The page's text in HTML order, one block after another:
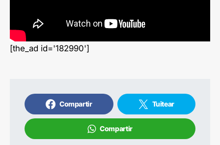
[the_ad id='182990']
Compartir Tuitear
Compartir